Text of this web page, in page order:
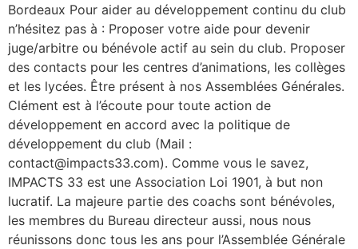
Bordeaux Pour aider au développement continu du club
n’hésitez pas à : Proposer votre aide pour devenir
juge/arbitre ou bénévole actif au sein du club. Proposer
des contacts pour les centres d’animations, les collèges
et les lycées. Être présent à nos Assemblées Générales.
Clément est à l’écoute pour toute action de
développement en accord avec la politique de
développement du club (Mail :
contact@impacts33.com). Comme vous le savez,
IMPACTS 33 est une Association Loi 1901, à but non
lucratif. La majeure partie des coachs sont bénévoles,
les membres du Bureau directeur aussi, nous nous
réunissons donc tous les ans pour l’Assemblée Générale